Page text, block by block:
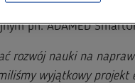
przez Fundację Grupy
pn. ADAMED
rozwój nauki na
wyjątkowy projekt